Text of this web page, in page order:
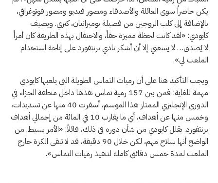
يكن حاضراً سوى العائلة والأصدقاء ومصور فيديو ومصور فوتوغرافي،
بالإضافة إلى كلب الزوجين من فصيلة بوميرانيان، كيري. ويضيف
كايودي: «لقد كانت لحظة مميزة حقاً، والاحتفال بهذه الطريقة كان أمراً
لا يُصدق… لا يسعني إلا أن أشكر نادي برنتفورد على إتاحة استخدام
الملعب لي».
ويجب التأكيد هنا على أن رميات التماس الطويلة التي يلعبها كايودي
مهمة للغاية: فمن بين 157 رمية تماس نفذها داخل منطقة الجزاء في
الدوري الإنجليزي الممتاز هذا الموسم، أسفرت 40 منها عن تسديدات،
وخمس منها عن أهداف، أي ما يقارب 10 في المائة من إجمالي أهداف
برنتفورد. يقلل كايودي من شأن دوره في ذلك، قائلاً: «الأمر بسيط. من
الواضح أنها سلاح مهم، لكن خلال 90 دقيقة، قد لا تبقى الكرة خارج
الملعب لمدة خمس دقائق كاملة لتنفيذ رميات التماس».